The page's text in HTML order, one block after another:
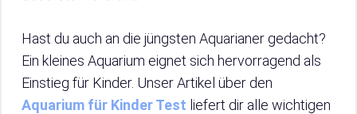
Hast du auch an die jüngsten Aquarianer gedacht?
Ein kleines Aquarium eignet sich hervorragend als
Einstieg für Kinder. Unser Artikel über den
Aquarium für Kinder Test liefert dir alle wichtigen